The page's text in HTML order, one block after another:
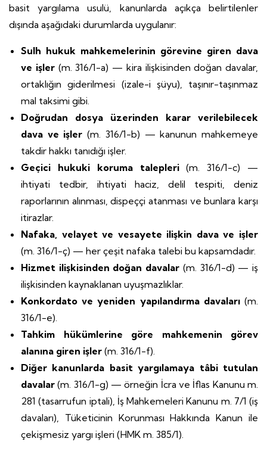
basit yargılama usulü, kanunlarda açıkça belirtilenler
dışında aşağıdaki durumlarda uygulanır:
Sulh hukuk mahkemelerinin görevine giren dava
ve işler(m. 316/1-a) — kira ilişkisinden doğan davalar,
ortaklığın giderilmesi (izale-i şüyu), taşınır-taşınmaz
mal taksimi gibi.
Doğrudan dosya üzerinden karar verilebilecek
dava ve işler (m. 316/1-b) — kanunun mahkemeye
takdir hakkı tanıdığı işler.
Geçici hukuki koruma talepleri(m. 316/1-c) —
ihtiyati tedbir, ihtiyati haciz, delil tespiti, deniz
raporlarının alınması, dispeççi atanması ve bunlara karşı
itirazlar.
Nafaka, velayet ve vesayete ilişkin dava ve işler
(m. 316/1-ç) — her çeşit nafaka talebi bu kapsamdadır.
Hizmet ilişkisinden doğan davalar (m. 316/1-d) — iş
ilişkisinden kaynaklanan uyuşmazlıklar.
Konkordato ve yeniden yapılandırma davaları(m.
316/1-e).
Tahkim hükümlerine göre mahkemenin görev
alanına giren işler (m. 316/1-f).
Diğer kanunlarda basit yargılamaya tâbi tutulan
davalar (m. 316/1-g) — örneğin İcra ve İflas Kanunu m.
281 (tasarrufun iptali), İş Mahkemeleri Kanunu m. 7/1 (iş
davaları), Tüketicinin Korunması Hakkında Kanun ile
çekişmesiz yargı işleri (HMK m. 385/1).